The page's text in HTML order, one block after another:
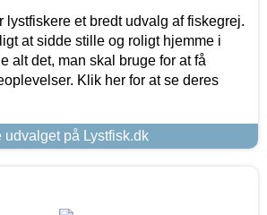
lystfiskere et bredt udvalg af fiskegrej.
at sidde stille og roligt hjemme i
alt det, man skal bruge for at få
Klik her for at se deres
udvalget på Lystfisk.dk